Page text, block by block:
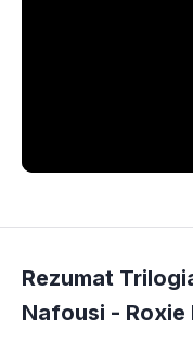
Rezumat
Nafousi - Roxie